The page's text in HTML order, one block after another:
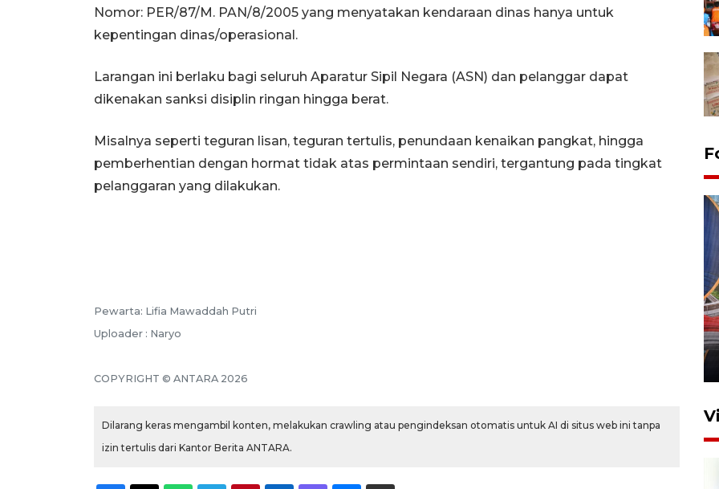
Nomor: PER/87/M. PAN/8/2005 yang menyatakan kendaraan dinas hanya untuk
kepentingan dinas/operasional.
Larangan ini berlaku bagi seluruh Aparatur Sipil Negara (ASN) dan pelanggar dapat
dikenakan sanksi disiplin ringan hingga berat.
Misalnya seperti teguran lisan, teguran tertulis, penundaan kenaikan pangkat, hingga
pemberhentian dengan hormat tidak atas permintaan sendiri, tergantung pada tingkat
pelanggaran yang dilakukan.
Pewarta: Lifia Mawaddah Putri
Uploader : Naryo
COPYRIGHT © ANTARA 2026
Dilarang keras mengambil konten, melakukan crawling atau pengindeksan otomatis untuk AI di situs web ini tanpa
izin tertulis dari Kantor Berita ANTARA.